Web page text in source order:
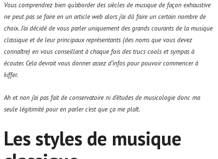
Vous comprendrez bien qu’aborder des siècles de musique de façon exhaustive
ne peut pas se faire en un article web alors j’ai dû faire un certain nombre de
choix. J’ai décidé de vous parler uniquement des grands courants de la musique
classique et de leur principaux représentants (des noms que vous devez
connaître) en vous conseillant à chaque fois des trucs cools et sympas à
écouter. Cela devrait vous donner assez d’infos pour pouvoir commencer à
kiffer.
Ah et non j’ai pas fait de conservatoire ni d’études de musicologie donc ma
seule légitimité pour en parler c’est que ça me plaît.
Les styles de musique